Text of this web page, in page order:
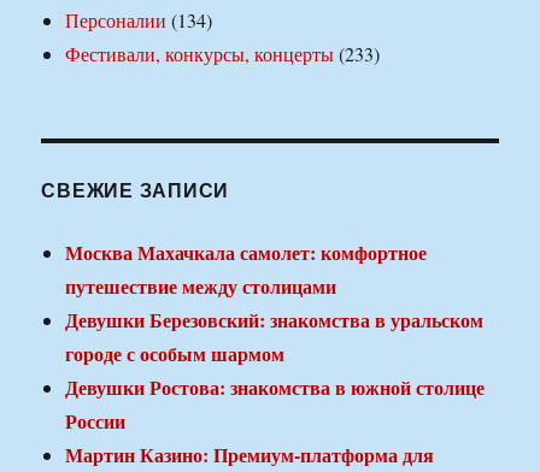
Персоналии (134)
Фестивали, конкурсы, концерты(233)
СВЕЖИЕ ЗАПИСИ
Москва Махачкала самолет: комфортное
путешествие между столицами
Девушки Березовский: знакомства в уральском
городе с особым шармом
Девушки Ростова: знакомства в южной столице
России
Мартин Казино: Премиум-платформа для